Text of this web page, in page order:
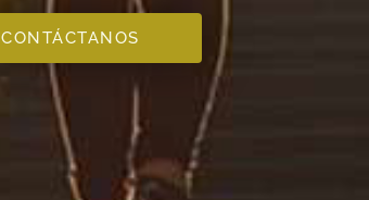
CONTÁCTANOS